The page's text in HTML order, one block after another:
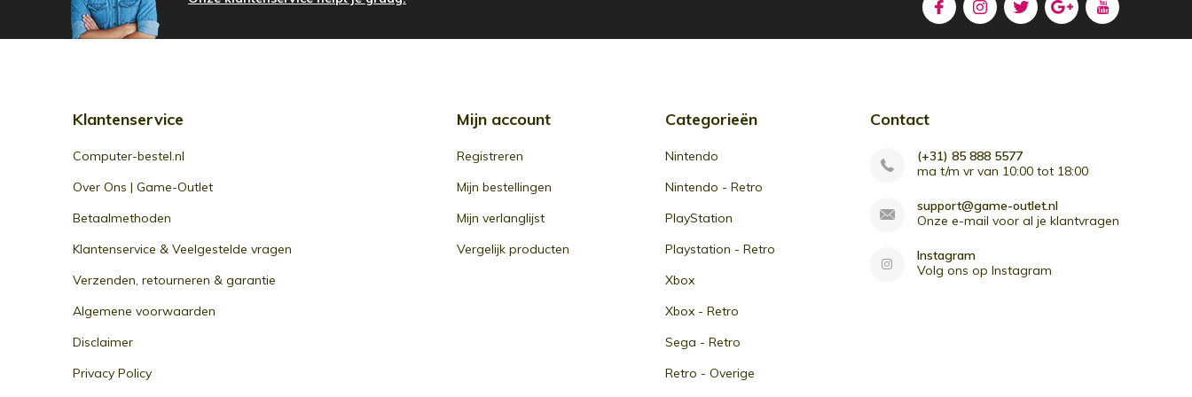
Klantenservice
Computer-bestel.nl
Over Ons | Game-Outlet
Betaalmethoden
Klantenservice & Veelgestelde vragen
Verzenden, retourneren & garantie
Algemene voorwaarden
Disclaimer
Privacy Policy
Mijn account
Registreren
Mijn bestellingen
Mijn verlanglijst
Vergelijk producten
Categorieën
Nintendo
Nintendo - Retro
PlayStation
Playstation - Retro
Xbox
Xbox - Retro
Sega - Retro
Retro - Overige
Contact
(+31) 85 888 5577
ma t/m vr van 10:00 tot 18:00
support@game-outlet.nl
Onze e-mail voor al je klantvragen
Instagram
Volg ons op Instagram